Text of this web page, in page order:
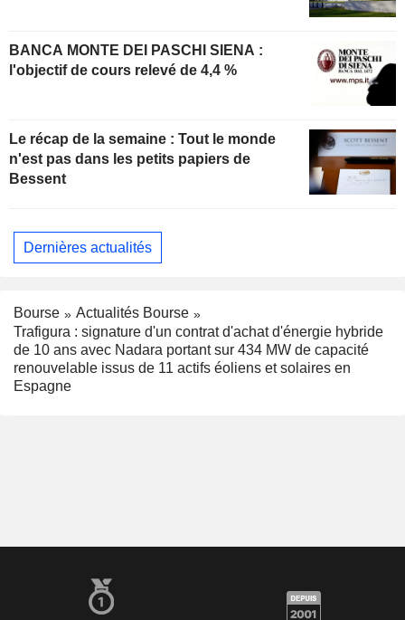
BANCA MONTE DEI PASCHI SIENA :
l'objectif de cours relevé de 4,4 %
Le récap de la semaine : Tout le monde
n'est pas dans les petits papiers de
Bessent
Dernières actualités
Bourse
Actualités Bourse
Trafigura : signature d'un contrat d'achat d'énergie hybride
de 10 ans avec Nadara portant sur 434 MW de capacité
renouvelable issus de 11 actifs éoliens et solaires en
Espagne